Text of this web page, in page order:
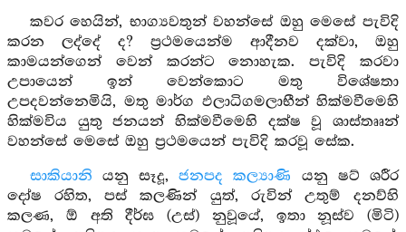
කවර හෙයින්, භාග්‍යවතුන් වහන්සේ ඔහු මෙසේ පැවිදි
කරන ලද්දේ ද? ප්‍රථමයෙන්ම ආදීනව දක්වා, ඔහු
කාමයන්ගෙන් වෙන් කරන්ට නොහැක. පැවිදි කරවා
උපායෙන් ඉන් වෙන්කොට මතු විශේෂතා
උපදවන්නෙමියි, මතු මාර්ග ඵලාධිගමලාභීන් හික්මවීමෙහි
හික්මවිය යුතු ජනයන් හික්මවීමෙහි දක්ෂ වූ ශාස්තෲන්
වහන්සේ මෙසේ ඔහු ප්‍රථමයෙන් පැවිදි කරවූ සේක.
සාකියානි යනු සෑදූ,ජනපද කල්‍යාණි යනු ෂට් ශරීර
දෝෂ රහිත, පස් කලණින් යුත්, රුවින් උතුම් දනව්හි
කලණ, ඕ අති දීර්ඝ (උස්) නුවූයේ, ඉතා නූස්ව (මිටි)